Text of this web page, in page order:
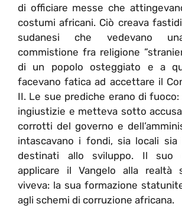
di officiare messe che
costumi africani. Ciò creava
sudanesi che vedevano
commistione fra religione
di un popolo osteggiato e a
facevano fatica ad accettare il
II. Le sue prediche erano di fuoco:
ingiustizie e metteva sotto
corrotti del governo e
intascavano i fondi, sia locali sia
destinati allo sviluppo. Il suo
applicare il Vangelo alla realtà
viveva: la sua formazione
agli schemi di corruzione africana.